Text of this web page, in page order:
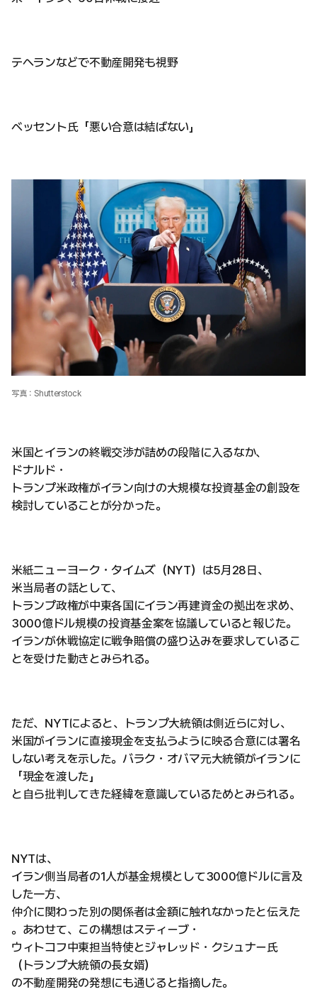
テヘランなどで不動産開発も視野
ベッセント氏「悪い合意は結ばない」
写真：Shutterstock
米国とイランの終戦交渉が詰めの段階に入るなか、
ドナルド・
トランプ米政権がイラン向けの大規模な投資基金の創設を
検討していることが分かった。
米紙ニューヨーク・タイムズ（NYT）は5月28日、
米当局者の話として、
トランプ政権が中東各国にイラン再建資金の拠出を求め、
3000億ドル規模の投資基金案を協議していると報じた。
イランが休戦協定に戦争賠償の盛り込みを要求しているこ
とを受けた動きとみられる。
ただ、NYTによると、トランプ大統領は側近らに対し、
米国がイランに直接現金を支払うように映る合意には署名
しない考えを示した。バラク・オバマ元大統領がイランに
「現金を渡した」
と自ら批判してきた経緯を意識しているためとみられる。
NYTは、
イラン側当局者の1人が基金規模として3000億ドルに言及
した一方、
仲介に関わった別の関係者は金額に触れなかったと伝えた
。あわせて、この構想はスティーブ・
ウィトコフ中東担当特使とジャレッド・クシュナー氏
（トランプ大統領の長女婿）
の不動産開発の発想にも通じると指摘した。